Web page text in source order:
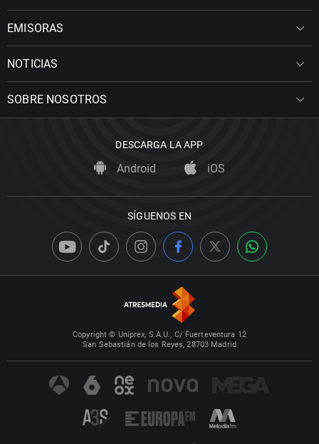
EMISORAS
NOTICIAS
SOBRE NOSOTROS
DESCARGA LA APP
Android iOS
SÍGUENOS EN
Copyright © Uniprex, S.A.U., C/ Fuerteventura 12
San Sebastián de los Reyes, 28703 Madrid